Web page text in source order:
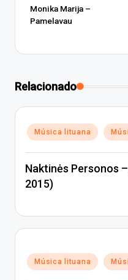
navigation
Monika Marija –
Pamelavau
Relacionado
Posted
in
Música lituana
Naktinės Personos
2015)
Posted
in
Música lituana